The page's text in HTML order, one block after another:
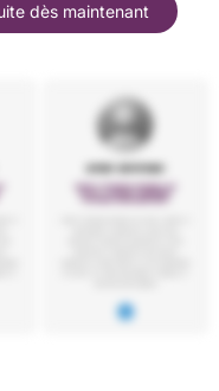
dès maintenant